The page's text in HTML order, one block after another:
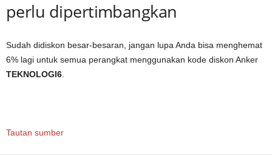
perlu dipertimbangkan
Sudah didiskon besar-besaran, jangan lupa Anda bisa menghemat
6% lagi untuk semua perangkat menggunakan kode diskon Anker
TEKNOLOGI6
Tautan sumber